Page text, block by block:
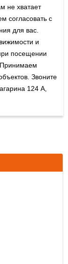
не хватает
согласовать с
для вас.
и
посещении
Принимаем
Звоните
124 А,